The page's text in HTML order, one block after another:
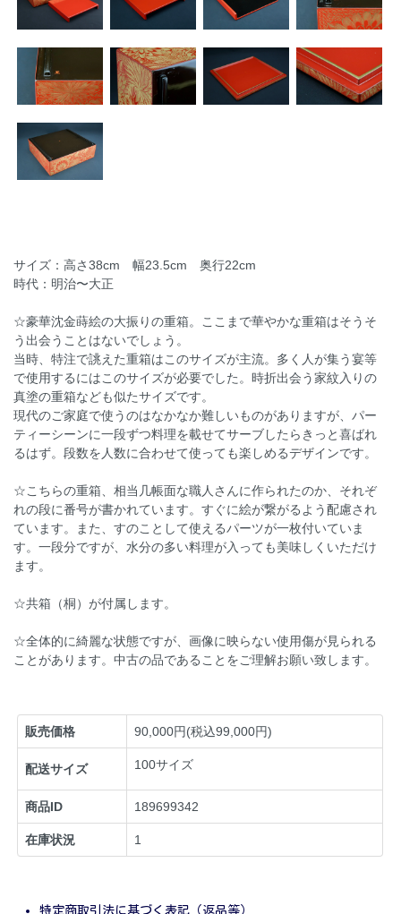
サイズ：高さ38cm 幅23.5cm 奥行22cm
時代：明治〜大正
☆豪華沈金蒔絵の大振りの重箱。ここまで華やかな重箱はそうそ
う出会うことはないでしょう。
当時、特注で誂えた重箱はこのサイズが主流。多く人が集う宴等
で使用するにはこのサイズが必要でした。時折出会う家紋入りの
真塗の重箱なども似たサイズです。
現代のご家庭で使うのはなかなか難しいものがありますが、パー
ティーシーンに一段ずつ料理を載せてサーブしたらきっと喜ばれ
るはず。段数を人数に合わせて使っても楽しめるデザインです。
☆こちらの重箱、相当几帳面な職人さんに作られたのか、それぞ
れの段に番号が書かれています。すぐに絵が繋がるよう配慮され
ています。また、すのことして使えるパーツが一枚付いていま
す。一段分ですが、水分の多い料理が入っても美味しくいただけ
ます。
☆共箱（桐）が付属します。
☆全体的に綺麗な状態ですが、画像に映らない使用傷が見られる
ことがあります。中古の品であることをご理解お願い致します。
販売価格 90,000円(税込99,000円)
配送サイズ 100サイズ
商品ID 189699342
在庫状況 1
特定商取引法に基づく表記（返品等）